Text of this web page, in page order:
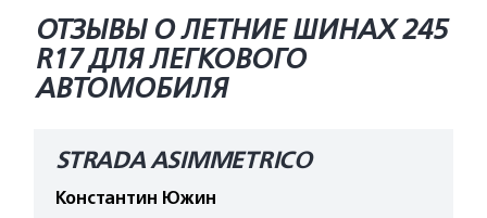
ОТЗЫВЫ О ЛЕТНИЕ ШИНАХ 245
R17 ДЛЯ ЛЕГКОВОГО
АВТОМОБИЛЯ
STRADA ASIMMETRICO
Константин Южин